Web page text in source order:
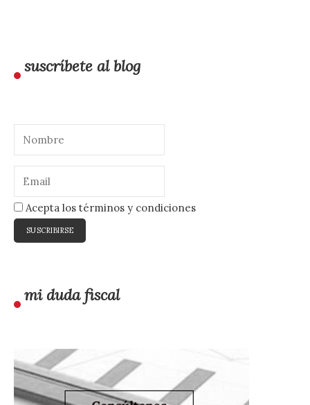
suscríbete al blog
Acepta los términos y condiciones
mi duda fiscal